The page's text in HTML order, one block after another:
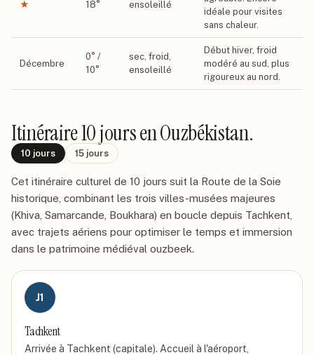
★ 18° ensoleillé
idéale pour visites
sans chaleur.
Décembre
0° /
10°
sec, froid,
ensoleillé
Début hiver, froid
modéré au sud, plus
rigoureux au nord.
Itinéraire10 joursen Ouzbékistan.
10 jours 15 jours
Cet itinéraire culturel de 10 jours suit la Route de la Soie
historique, combinant les trois villes-musées majeures
(Khiva, Samarcande, Boukhara) en boucle depuis Tachkent,
avec trajets aériens pour optimiser le temps et immersion
dans le patrimoine médiéval ouzbeek.
J1
Tachkent
Arrivée à Tachkent (capitale). Accueil à l'aéroport,